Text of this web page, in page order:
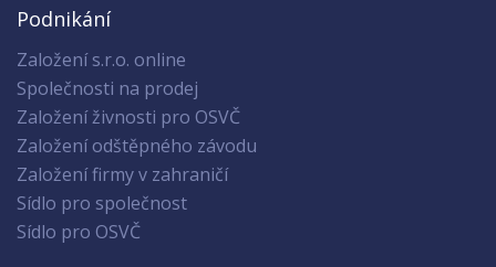
Podnikání
Založení s.r.o. online
Společnosti na prodej
Založení živnosti pro OSVČ
Založení odštěpného závodu
Založení firmy v zahraničí
Sídlo pro společnost
Sídlo pro OSVČ